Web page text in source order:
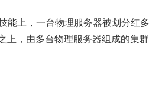
能上，一台物理服务器被划分红
上，由多台物理服务器组成的集